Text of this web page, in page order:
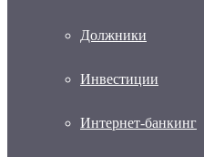
Должники
Инвестиции
Интернет-банкинг